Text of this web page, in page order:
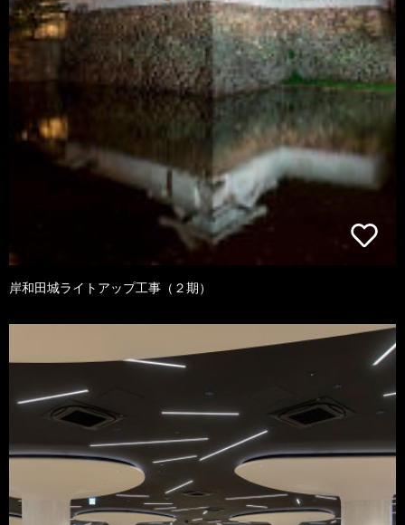
岸和田城ライトアップ工事（２期）